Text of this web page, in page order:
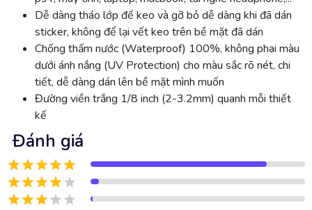
Dễ dàng tháo lớp đế keo và gỡ bỏ dễ dàng khi đã dán
sticker, không để lại vết keo trên bề mặt đã dán
Chống thấm nước (Waterproof) 100%, không phai màu
dưới ánh nắng (UV Protection) cho màu sắc rõ nét, chi
tiết, dễ dàng dán lên bề mặt mình muốn
Đường viền trắng 1/8 inch (2-3.2mm) quanh mỗi thiết
kế
Đánh giá